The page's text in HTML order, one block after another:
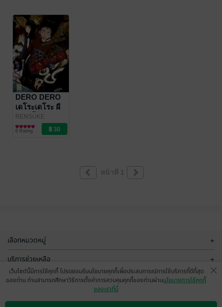
DERO DERO
เดโระเดโระ ผี
แบบนี้ก็มีด้วย 1
RENSUKE
OSHIKIRI /
Bongkoch
การ์ตูนทั่วไป
6 Rating
หน้าที่ 1
เลือกหมวดหมู่ +
บริการช่วยเหลือ +
เกี่ยวกับเรา
เว็บไซต์นี้มีการใช้คุกกี้ โปรดยอมรับนโยบายคุกกี้เพื่อประสบการณ์การใช้บริการที่ดีที่สุด
ของท่าน ท่านสามารถศึกษาวิธีการตั้งค่าการควบคุมคุกกี้ของท่านผ่านนโยบายการใช้คุกกี้
ของเราที่นี่